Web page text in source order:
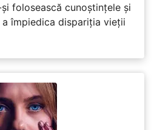
folosească cunoștințele și
împiedica dispariția vieții